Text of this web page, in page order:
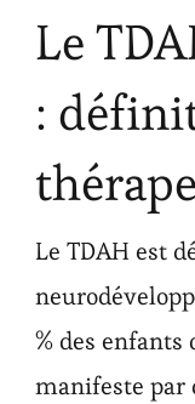
Le
:
Le TDAH est
% des enfants
manifeste par